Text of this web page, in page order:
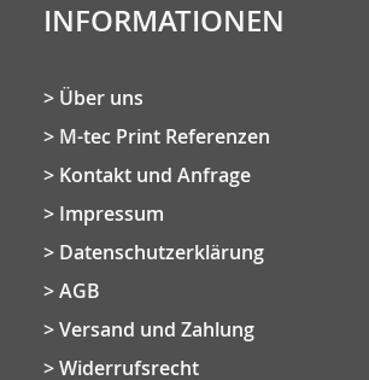
INFORMATIONEN
Über uns
M-tec Print Referenzen
Kontakt und Anfrage
Impressum
Datenschutzerklärung
AGB
Versand und Zahlung
Widerrufsrecht